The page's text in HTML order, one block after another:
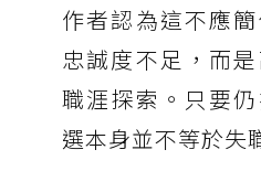
作者認為這不應
忠誠度不足，而
職涯探索。只要
選本身並不等於失